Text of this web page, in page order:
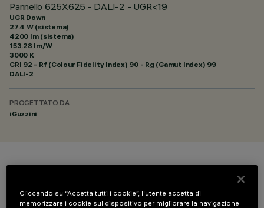
Pannello 625X625 - DALI-2 - UGR<19
UGR Down
27.4 W (sistema)
4200 lm (sistema)
153.28 lm/W
3000 K
CRI 92 - Rf (Colour Fidelity Index) 90 - Rg (Gamut Index) 99
DALI-2
PROGETTATO DA
iGuzzini
Cliccando su “Accetta tutti i cookie”, l'utente accetta di
memorizzare i cookie sul dispositivo per migliorare la navigazione